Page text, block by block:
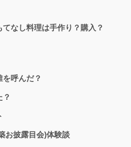
なし料理は手作り？購入？
呼んだ？
？
お披露目会)体験談